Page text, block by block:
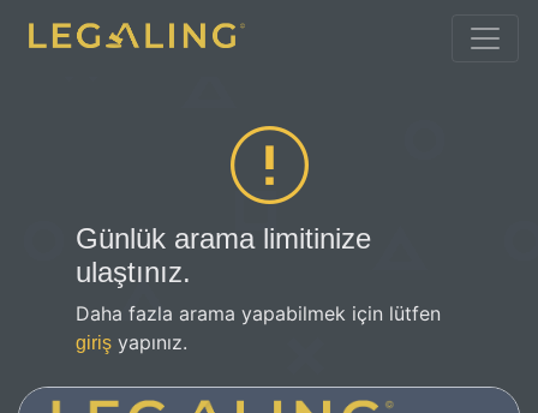
Günlük arama limitinize
ulaştınız.
Daha fazla arama yapabilmek için lütfen
giriş yapınız.